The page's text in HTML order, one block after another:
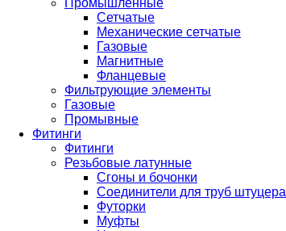
Промышленные
Сетчатые
Механические сетчатые
Газовые
Магнитные
Фланцевые
Фильтрующие элементы
Газовые
Промывные
Фитинги
Фитинги
Резьбовые латунные
Сгоны и бочонки
Соединители для труб штуцера
Футорки
Муфты